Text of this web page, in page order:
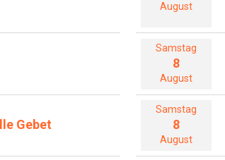
August
Samstag
8
August
Gebet
Samstag
8
August